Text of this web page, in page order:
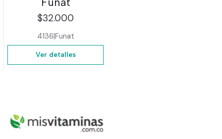
$32.000
4136|Funat
Ver detalles